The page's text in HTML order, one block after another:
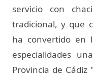
servicio con
tradicional, y que
ha convertido en
especialidades
Provincia de